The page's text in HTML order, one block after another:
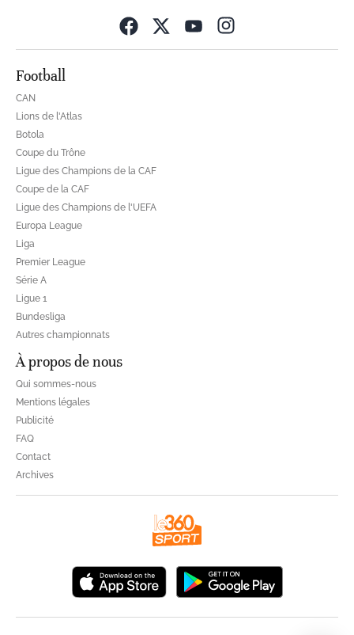
Football
CAN
Lions de l'Atlas
Botola
Coupe du Trône
Ligue des Champions de la CAF
Coupe de la CAF
Ligue des Champions de l'UEFA
Europa League
Liga
Premier League
Série A
Ligue 1
Bundesliga
Autres championnats
À propos de nous
Qui sommes-nous
Mentions légales
Publicité
FAQ
Contact
Archives